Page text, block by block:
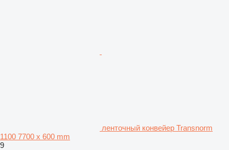
ленточный конвейер Transnorm
1100 7700 x 600 mm
9